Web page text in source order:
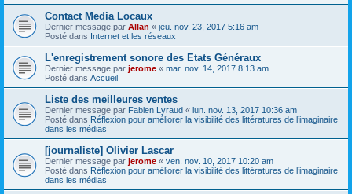
Contact Media Locaux
Dernier message par Allan « jeu. nov. 23, 2017 5:16 am
Posté dans Internet et les réseaux
L'enregistrement sonore des Etats Généraux
Dernier message par jerome « mar. nov. 14, 2017 8:13 am
Posté dans Accueil
Liste des meilleures ventes
Dernier message par Fabien Lyraud « lun. nov. 13, 2017 10:36 am
Posté dans Réflexion pour améliorer la visibilité des littératures de l’imaginaire
dans les médias
[journaliste] Olivier Lascar
Dernier message par jerome « ven. nov. 10, 2017 10:20 am
Posté dans Réflexion pour améliorer la visibilité des littératures de l’imaginaire
dans les médias